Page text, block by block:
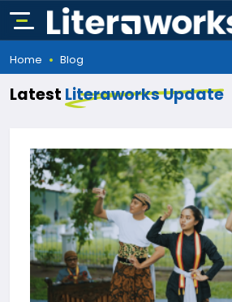
Home Blog
Latest Literaworks Update